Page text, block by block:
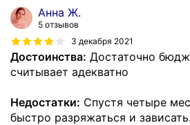
Анна Ж.
5 отзывов
3 декабря 2021
Достоинства: Достаточно
считывает адекватно
Недостатки: Спустя четыре
быстро разряжаться и зависать.